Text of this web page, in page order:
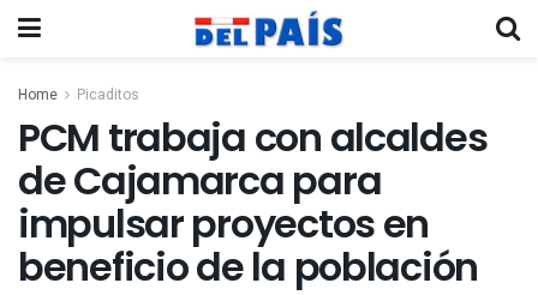
Home Picaditos
PCM trabaja con alcaldes
de Cajamarca para
impulsar proyectos en
beneficio de la población